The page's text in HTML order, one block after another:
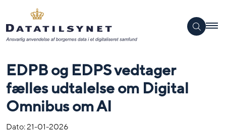
EDPB og EDPS vedtager
fælles udtalelse om Digital
Omnibus om AI
Dato:21-01-2026